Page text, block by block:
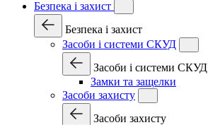
Безпека і захист
Безпека і захист
Засоби і системи СКУД
Засоби і системи СКУД
Замки та защелки
Засоби захисту
Засоби захисту